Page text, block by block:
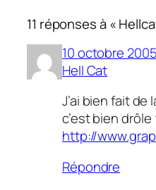
11 réponses à «
10 octobre 2005
Hell Cat
J’ai bien fait de
c’est bien
http://
Répondre